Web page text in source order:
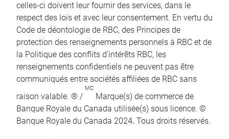
celles-ci doivent leur fournir des services, dans le
respect des lois et avec leur consentement. En vertu du
Code de déontologie de RBC, des Principes de
protection des renseignements personnels à RBC et de
la Politique des conflits d’intérêts RBC, les
renseignements confidentiels ne peuvent pas être
communiqués entre sociétés affiliées de RBC sans
raison valable. ® /
MC
Marque(s) de commerce de
Banque Royale du Canada utilisée(s) sous licence. ©
Banque Royale du Canada 2024. Tous droits réservés.